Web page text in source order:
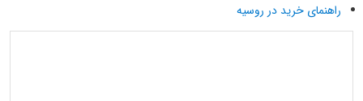
راهنمای خرید در روسیه